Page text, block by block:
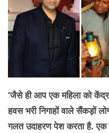
‘जैसे ही आप एक महिला को
हवस भरी निगाहों वाले सैंकड़ों
गलत उदाहरण पेश करता है. एक